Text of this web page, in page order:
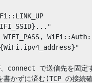
connect で送信先を固定す
かずに済む(TCP の接続確